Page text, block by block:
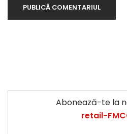
Abonează-te la
retail-